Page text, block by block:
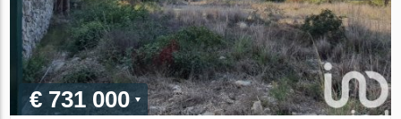
€ 731 000